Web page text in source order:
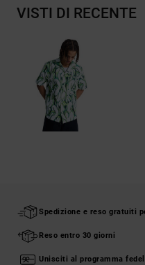
VISTI DI RECENTE
Spedizione e reso gratuiti
Reso entro 30 giorni
Unisciti al programma